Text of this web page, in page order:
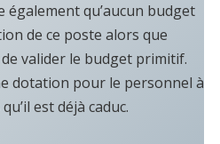
également qu’aucun budget
de ce poste alors que
valider le budget primitif.
dotation pour le personnel à
est déjà caduc.